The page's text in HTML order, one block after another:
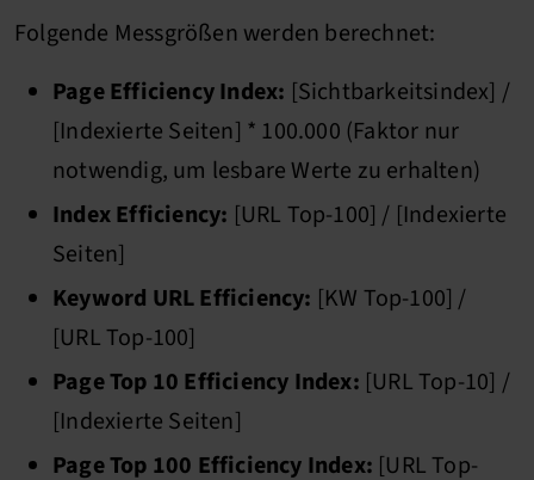
Folgende Messgrößen werden berechnet:
Page Efficiency Index: [Sichtbarkeitsindex] /
[Indexierte Seiten] * 100.000 (Faktor nur
notwendig, um lesbare Werte zu erhalten)
Index Efficiency: [URL Top-100] / [Indexierte
Seiten]
Keyword URL Efficiency: [KW Top-100] /
[URL Top-100]
Page Top 10 Efficiency Index: [URL Top-10] /
[Indexierte Seiten]
Page Top 100 Efficiency Index: [URL Top-